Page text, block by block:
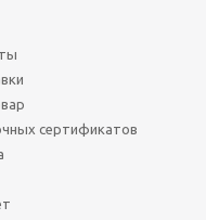
сертификатов